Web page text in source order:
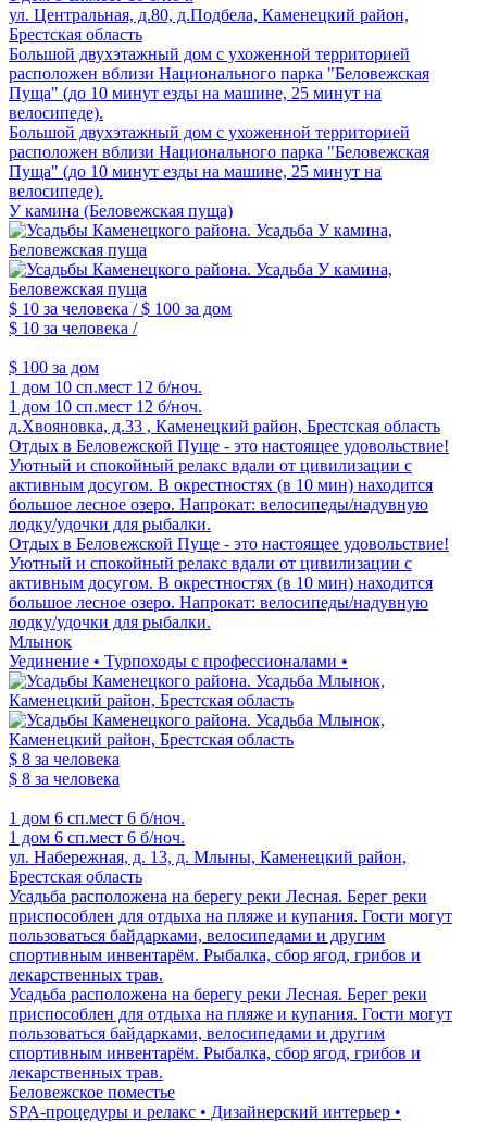
ул. Центральная, д.80, д.Подбела, Каменецкий район,
Брестская область
Большой двухэтажный дом с ухоженной территорией
расположен вблизи Национального парка "Беловежская
Пуща" (до 10 минут езды на машине, 25 минут на
велосипеде).
Большой двухэтажный дом с ухоженной территорией
расположен вблизи Национального парка "Беловежская
Пуща" (до 10 минут езды на машине, 25 минут на
велосипеде).
У камина (Беловежская пуща)
$ 10 за человека /$ 100 за дом
$ 10 за человека /
$ 100 за дом
1 дом 10 сп.мест 12 б/ноч.
1 дом 10 сп.мест 12 б/ноч.
д.Хвояновка, д.33 , Каменецкий район, Брестская область
Отдых в Беловежской Пуще - это настоящее удовольствие!
Уютный и спокойный релакс вдали от цивилизации с
активным досугом. В окрестностях (в 10 мин) находится
большое лесное озеро. Напрокат: велосипеды/надувную
лодку/удочки для рыбалки.
Отдых в Беловежской Пуще - это настоящее удовольствие!
Уютный и спокойный релакс вдали от цивилизации с
активным досугом. В окрестностях (в 10 мин) находится
большое лесное озеро. Напрокат: велосипеды/надувную
лодку/удочки для рыбалки.
Млынок
Уединение • Турпоходы с профессионалами •
$ 8 за человека
$ 8 за человека
1 дом 6 сп.мест 6 б/ноч.
1 дом 6 сп.мест 6 б/ноч.
ул. Набережная, д. 13, д. Млыны, Каменецкий район,
Брестская область
Усадьба расположена на берегу реки Лесная. Берег реки
приспособлен для отдыха на пляже и купания. Гости могут
пользоваться байдарками, велосипедами и другим
спортивным инвентарём. Рыбалка, сбор ягод, грибов и
лекарственных трав.
Усадьба расположена на берегу реки Лесная. Берег реки
приспособлен для отдыха на пляже и купания. Гости могут
пользоваться байдарками, велосипедами и другим
спортивным инвентарём. Рыбалка, сбор ягод, грибов и
лекарственных трав.
Беловежское поместье
SPA-процедуры и релакс • Дизайнерский интерьер •